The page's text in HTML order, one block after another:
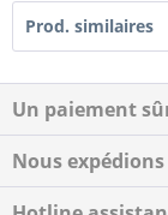
Prod. similaires
Un paiement
Nous